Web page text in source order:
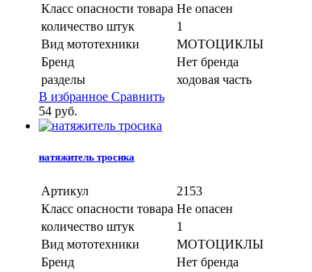
Класс опасности товара Не опасен
количество штук
1
Вид мототехники
МОТОЦИКЛЫ
Бренд
Нет бренда
разделы
ходовая часть
В избранное Сравнить
54 руб.
натяжитель тросика
Артикул
2153
Класс опасности товара Не опасен
количество штук
1
Вид мототехники
МОТОЦИКЛЫ
Бренд
Нет бренда